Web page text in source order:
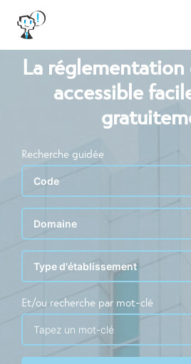
La
accessible
Recherche guidée
Et/ou recherche par mot-clé